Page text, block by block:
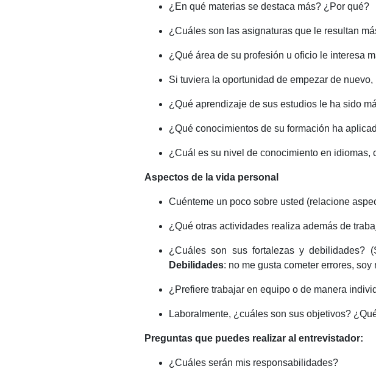
¿En qué materias se destaca más? ¿Por qué?
¿Cuáles son las asignaturas que le resultan
¿Qué área de su profesión u oficio le interesa
Si tuviera la oportunidad de empezar de
¿Qué aprendizaje de sus estudios le ha sido
¿Qué conocimientos de su formación ha
¿Cuál es su nivel de conocimiento en
Aspectos de la vida personal
Cuénteme un poco sobre usted (relacione
¿Qué otras actividades realiza además de
¿Cuáles son sus fortalezas y debilidades?
Debilidades: no me gusta cometer errores,
¿Prefiere trabajar en equipo o de manera
Laboralmente, ¿cuáles son sus objetivos?
Preguntas que puedes realizar al entrevistador:
¿Cuáles serán mis responsabilidades?